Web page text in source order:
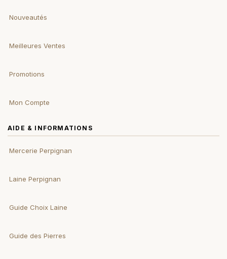
Nouveautés
Meilleures Ventes
Promotions
Mon Compte
AIDE & INFORMATIONS
Mercerie Perpignan
Laine Perpignan
Guide Choix Laine
Guide des Pierres